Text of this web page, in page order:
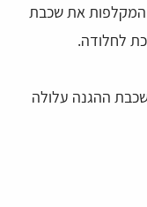
המקלפות את שכבת
לחלודה.
ההגנה עלולה